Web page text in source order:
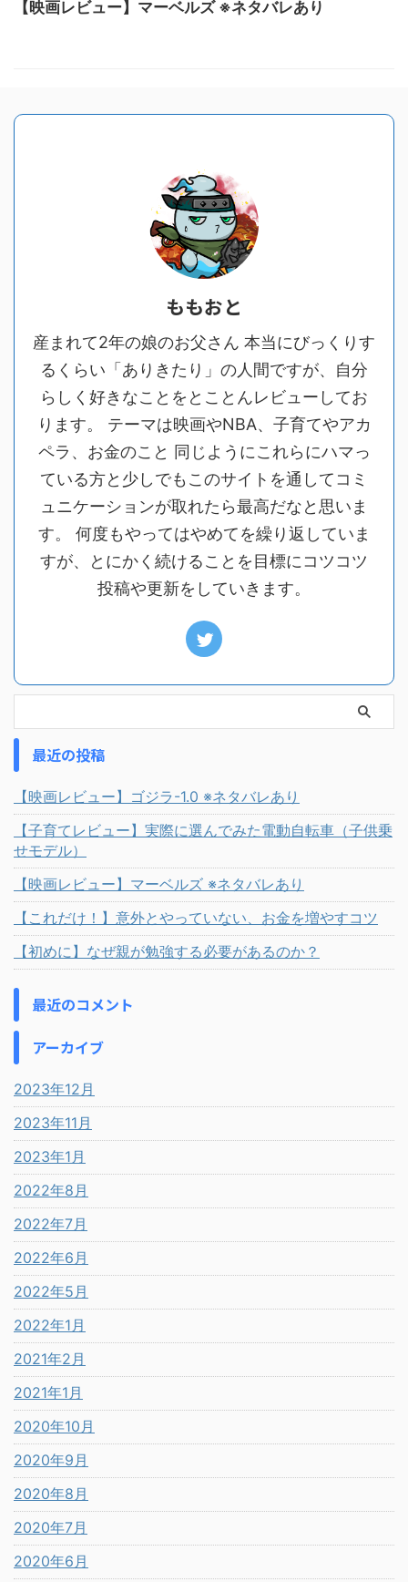
【映画レビュー】マーベルズ ※ネタバレあり
ももおと
産まれて2年の娘のお父さん 本当にびっくりす
るくらい「ありきたり」の人間ですが、自分
らしく好きなことをとことんレビューしてお
ります。 テーマは映画やNBA、子育てやアカ
ペラ、お金のこと 同じようにこれらにハマっ
ている方と少しでもこのサイトを通してコミ
ュニケーションが取れたら最高だなと思いま
す。 何度もやってはやめてを繰り返していま
すが、とにかく続けることを目標にコツコツ
投稿や更新をしていきます。
最近の投稿
【映画レビュー】ゴジラ-1.0 ※ネタバレあり
【子育てレビュー】実際に選んでみた電動自転車（子供乗
せモデル）
【映画レビュー】マーベルズ ※ネタバレあり
【これだけ！】意外とやっていない、お金を増やすコツ
【初めに】なぜ親が勉強する必要があるのか？
最近のコメント
アーカイブ
2023年12月
2023年11月
2023年1月
2022年8月
2022年7月
2022年6月
2022年5月
2022年1月
2021年2月
2021年1月
2020年10月
2020年9月
2020年8月
2020年7月
2020年6月